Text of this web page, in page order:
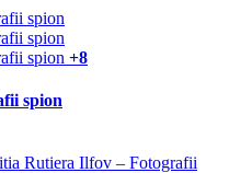
+8
spion